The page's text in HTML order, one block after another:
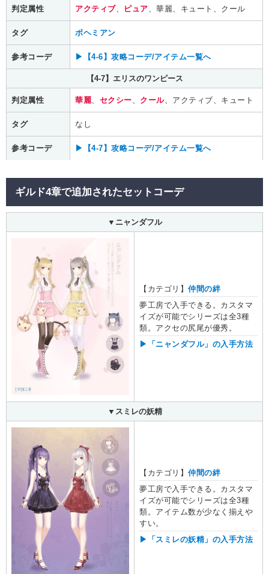
判定属性 アクティブ、 ピュア 、華麗、キュート、クール
タグ ボヘミアン
参考コーデ ▶【4-6】攻略コーデ/アイテム一覧へ
【4-7】エリスのワンピース
判定属性 華麗 セクシー クール、アクティブ、キュート
タグ なし
参考コーデ ▶【4-7】攻略コーデ/アイテム一覧へ
ギルド4章で追加されたセットコーデ
▼ニャンダフル
【カテゴリ】仲間の絆
夢工房で入手できる。カスタマ
イズが可能でシリーズは全3種
類。アクセの尻尾が優秀。
▶「ニャンダフル」の入手方法
▼スミレの妖精
【カテゴリ】仲間の絆
夢工房で入手できる。カスタマ
イズが可能でシリーズは全3種
類。アイテム数が少なく揃えや
すい。
▶「スミレの妖精」の入手方法